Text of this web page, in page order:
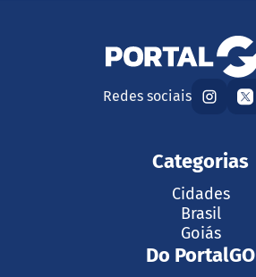
Redes sociais
Categorias
Cidades
Brasil
Goiás
Do PortalGO